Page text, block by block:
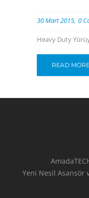
30 Mart 2015 0
Heavy Duty
READ
Yeni Nesil Asansör